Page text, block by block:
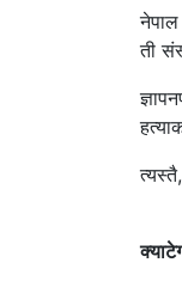
ती